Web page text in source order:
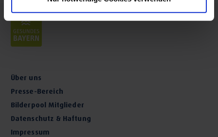
Über uns
Presse-Bereich
Bilderpool Mitglieder
Datenschutz & Haftung
Impressum